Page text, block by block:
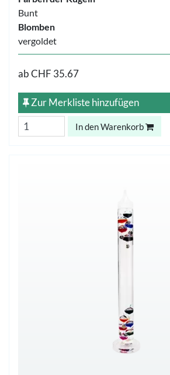
Bunt
Blomben
vergoldet
abCHF 35.67
Zur Merkliste hinzufügen
In den Warenkorb